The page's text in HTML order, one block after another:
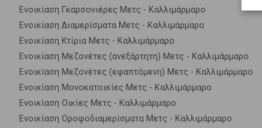
Ενοικίαση Γκαρσονιέρες Μετς - Καλλιμάρμαρο
Ενοικίαση Διαμερίσματα Μετς - Καλλιμάρμαρο
Ενοικίαση Κτίρια Μετς - Καλλιμάρμαρο
Ενοικίαση Μεζονέτες (ανεξάρτητη) Μετς - Καλλιμάρμαρο
Ενοικίαση Μεζονέτες (εφαπτόμενη) Μετς - Καλλιμάρμαρο
Ενοικίαση Μονοκατοικίες Μετς - Καλλιμάρμαρο
Ενοικίαση Οικίες Μετς - Καλλιμάρμαρο
Ενοικίαση Οροφοδιαμερίσματα Μετς - Καλλιμάρμαρο